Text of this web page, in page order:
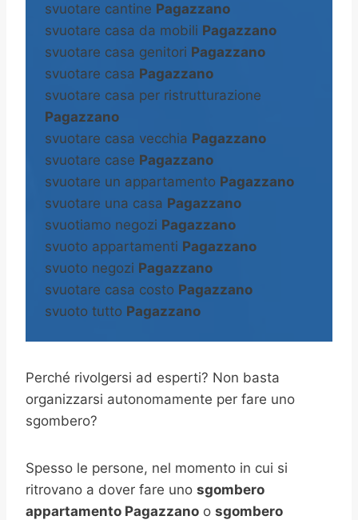
svuotare cantine Pagazzano
svuotare casa da mobili Pagazzano
svuotare casa genitori Pagazzano
svuotare casa Pagazzano
svuotare casa per ristrutturazione
Pagazzano
svuotare casa vecchia Pagazzano
svuotare case Pagazzano
svuotare un appartamento Pagazzano
svuotare una casa Pagazzano
svuotiamo negozi Pagazzano
svuoto appartamenti Pagazzano
svuoto negozi Pagazzano
svuotare casa costo Pagazzano
svuoto tutto Pagazzano
Perché rivolgersi ad esperti? Non basta
organizzarsi autonomamente per fare uno
sgombero?
Spesso le persone, nel momento in cui si
ritrovano a dover fare uno sgombero
appartamento Pagazzano o sgombero